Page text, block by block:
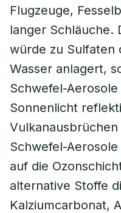
Flugzeuge,
langer Schläuche.
würde zu Sulfaten
Wasser anlagert,
Schwefel-
Sonnenlicht
Schwefel-
auf die
alternative Stoffe
Kalziumcarbonat,